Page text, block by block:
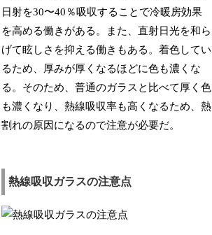
日射を30〜40％吸収することで冷暖房効果
を高める働きがある。また、直射日光を和ら
げて眩しさを抑える働きもある。着色してい
るため、厚みが厚くなるほどに色も濃くな
る。そのため、普通のガラスと比べて厚く色
も濃くなり、熱線吸収率も高くなるため、熱
割れの原因になるので注意が必要だ。
熱線吸収ガラスの注意点